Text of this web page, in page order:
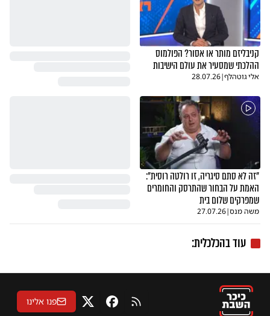
קניבליזם מותר או אסור? הפולמוס
ההלכתי שמסעיר את עולם הישיבות
אלי גוטהלף|
28.07.26
"זה לא סתם סיגריה, זו רולטה רוסית":
האמת על הבחור שהתרסק והחומרים
שמפרקים שלום בית
משה מנס|
27.07.26
עוד בהכלכלית:
RSS פייסבוקX פנו אלינו